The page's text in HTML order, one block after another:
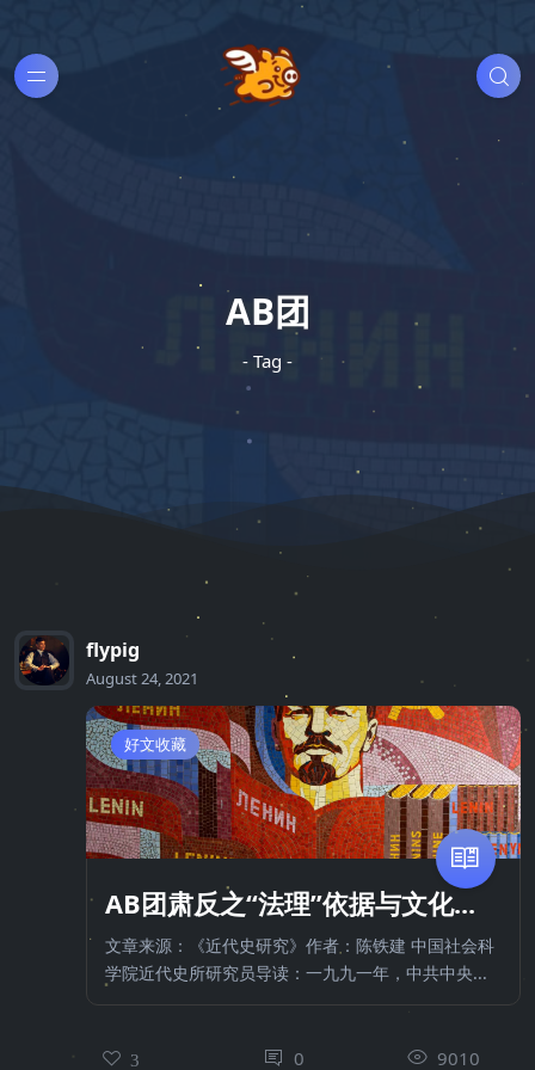
AB团
- Tag -
flypig
August 24, 2021
好文收藏
AB团肃反之“法理”依据与文化...
文章来源：《近代史研究》作者：陈铁建 中国社会科
学院近代史所研究员导读：一九九一年，中共中央...
3 0 9010